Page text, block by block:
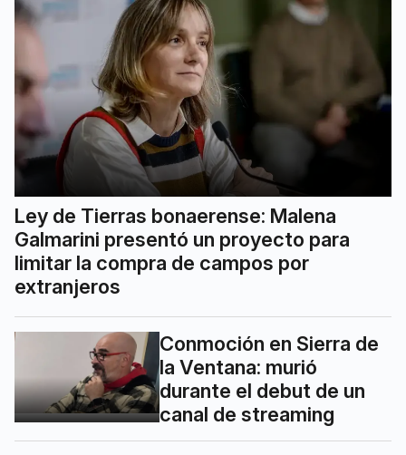
Ley de Tierras bonaerense: Malena
Galmarini presentó un proyecto para
limitar la compra de campos por
extranjeros
Conmoción en Sierra de
la Ventana: murió
durante el debut de un
canal de streaming